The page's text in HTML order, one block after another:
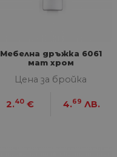
Мебелна дръжка 6061
мат хром
Цена за бройка
2.40 € 4.69 ЛВ.